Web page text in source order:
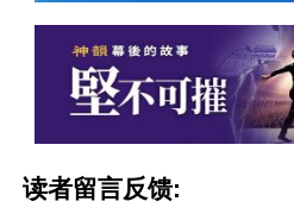
读者留言反馈: